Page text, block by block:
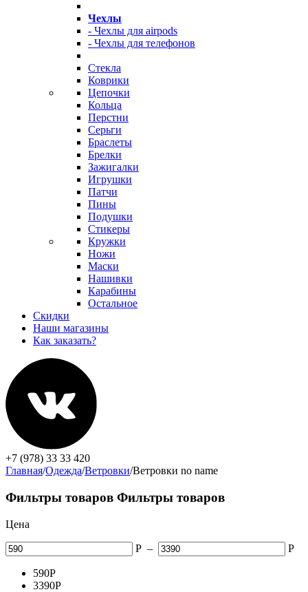
Чехлы
- Чехлы для airpods
- Чехлы для телефонов
Стекла
Коврики
Цепочки
Кольца
Перстни
Серьги
Браслеты
Брелки
Зажигалки
Игрушки
Патчи
Пины
Подушки
Стикеры
Кружки
Ножи
Маски
Нашивки
Карабины
Остальное
Скидки
Наши магазины
Как заказать?
+7 (978) 33 33 420
Главная/Одежда/Ветровки/Ветровки no name
Фильтры товаров Фильтры товаров
Цена
Р – Р
590Р
3390Р